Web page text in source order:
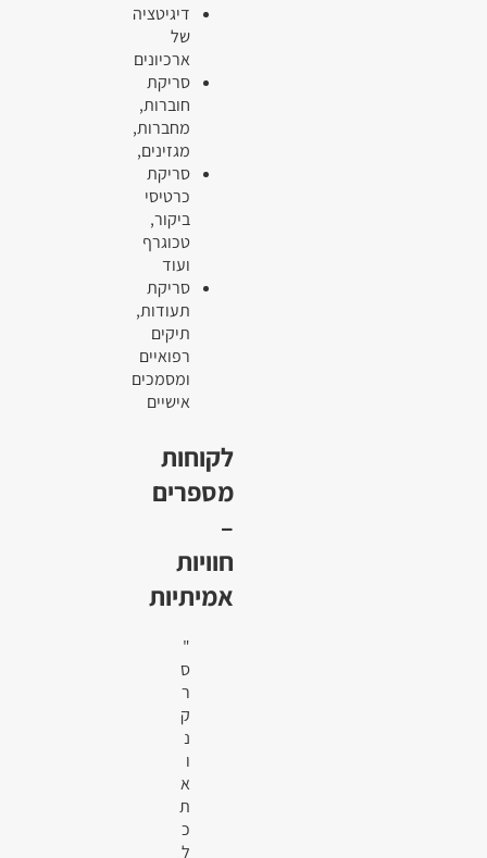
דיגיטציה
של
ארכיונים
סריקת
חוברות,
מחברות,
מגזינים,
סריקת
כרטיסי
ביקור,
טכוגרף
ועוד
סריקת
תעודות,
תיקים
רפואיים
ומסמכים
אישיים
לקוחות
מספרים
–
חוויות
אמיתיות
"
ס
ר
ק
נ
ו
א
ת
כ
ל